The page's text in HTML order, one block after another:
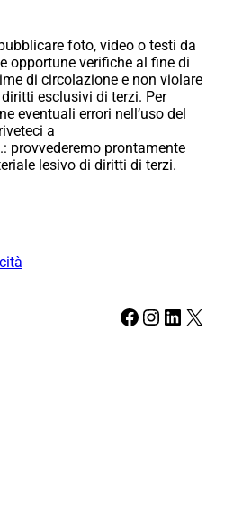
foto, video o testi da
opportune verifiche al fine di
di circolazione e non violare
esclusivi di terzi. Per
eventuali errori nell’uso del
a
provvederemo prontamente
lesivo di diritti di terzi.
Facebook Instagram LinkedIn X